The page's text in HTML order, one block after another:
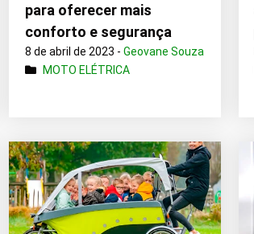
para oferecer mais
conforto e segurança
8 de abril de 2023 -Geovane Souza
MOTO ELÉTRICA